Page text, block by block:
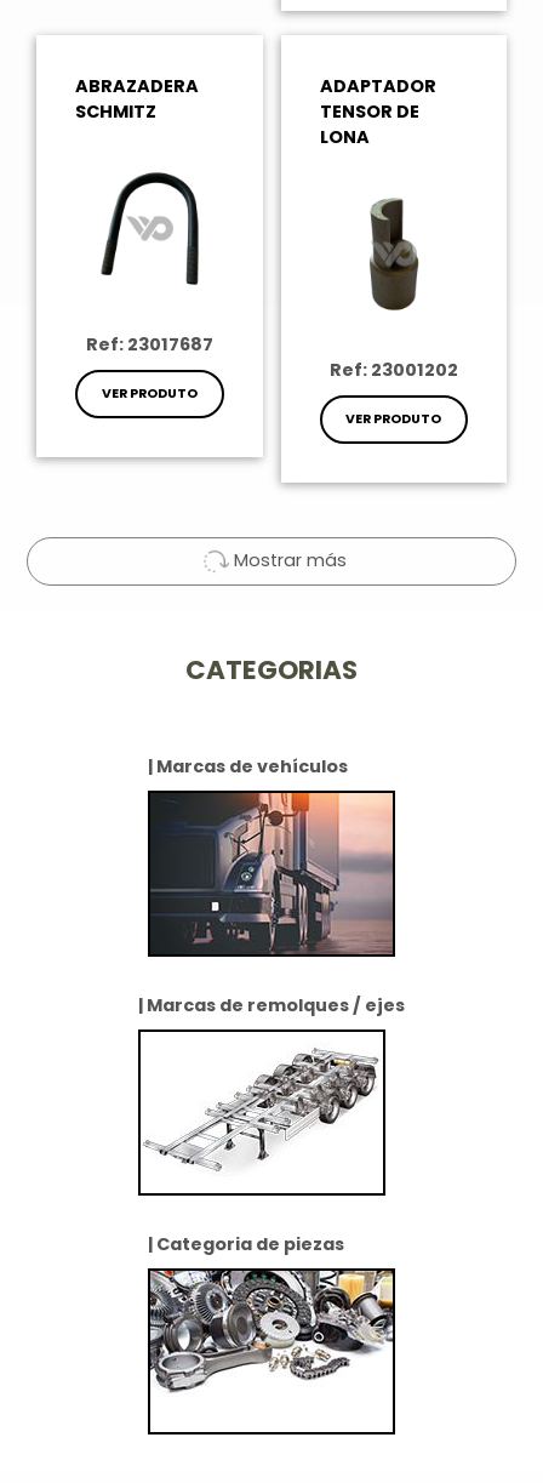
ABRAZADERA
SCHMITZ
Ref: 23017687
VER PRODUTO
ADAPTADOR
TENSOR DE
LONA
Ref: 23001202
VER PRODUTO
Mostrar más
CATEGORIAS
| Marcas de vehículos
| Marcas de remolques / ejes
| Categoria de piezas